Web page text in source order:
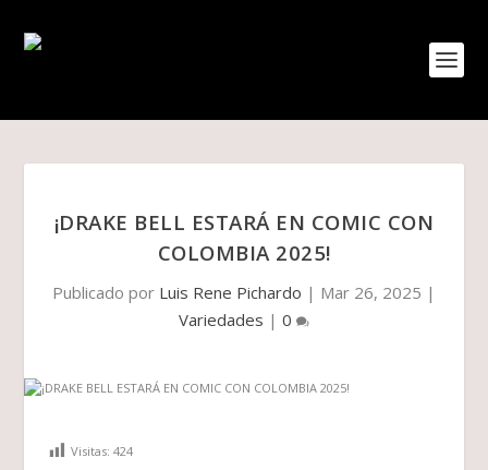
¡DRAKE BELL ESTARÁ EN COMIC CON
COLOMBIA 2025!
Publicado por Luis Rene Pichardo | Mar 26, 2025 |
Variedades | 0
Visitas: 424